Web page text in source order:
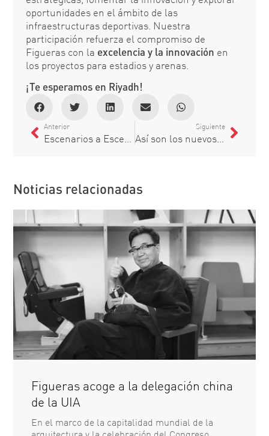
oportunidades en el ámbito de las
infraestructuras deportivas. Nuestra
participación refuerza el compromiso de
Figueras con la excelencia y la innovación en
los proyectos para estadios y arenas.​
¡Te esperamos en Riyadh!
Anterior
Escenarios a Escena Vol.1: El espacio escénico y la experiencia del espectador
Siguiente
Así son los nuevos asientos VIP del Comerica Park de los Detroit Tigers
Noticias relacionadas
Figueras acoge a la delegación china
de la UIA
En el marco de la capitalidad mundial de la